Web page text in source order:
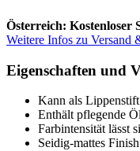
Österreich: Kostenloser
Weitere Infos zu Versand
Eigenschaften und
Kann als
Enthält pflegende
Farbintensität lässt
Seidig-mattes Finish